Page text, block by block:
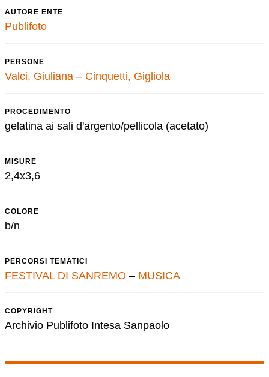
AUTORE ENTE
Publifoto
PERSONE
Valci, Giuliana – Cinquetti, Gigliola
PROCEDIMENTO
gelatina ai sali d'argento/pellicola (acetato)
MISURE
2,4x3,6
COLORE
b/n
PERCORSI TEMATICI
FESTIVAL DI SANREMO – MUSICA
COPYRIGHT
Archivio Publifoto Intesa Sanpaolo